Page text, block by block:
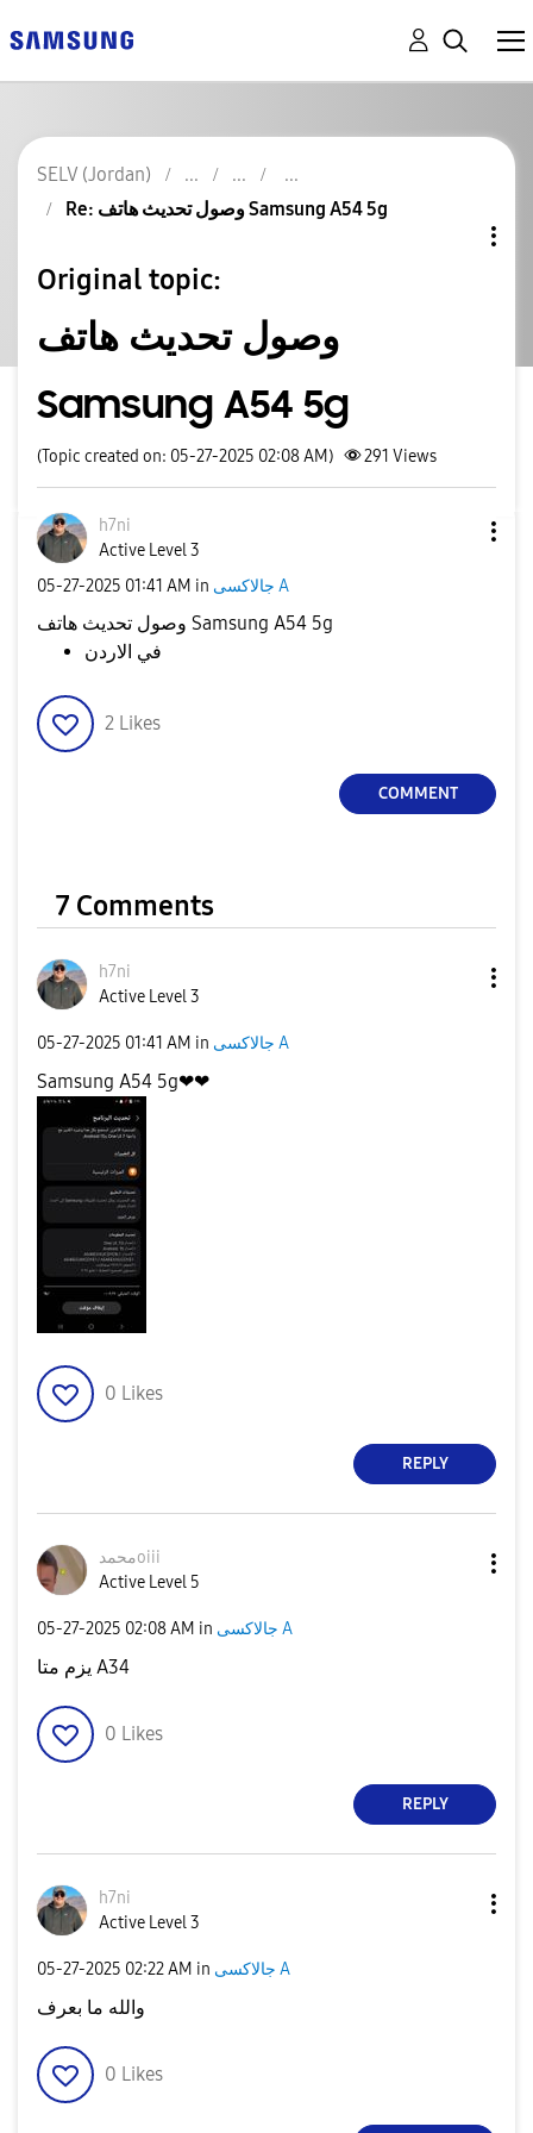
SELV (Jordan)
Re: وصول تحديث هاتف Samsung A54 5g
Original topic:
وصول تحديث هاتف
Samsung A54 5g
(Topic created on: 05-27-2025 02:08 AM) 291 Views
h7ni
Active Level 3
‎05-27-2025 01:41 AM in جالاكسى A
وصول تحديث هاتف Samsung A54 5g
في الاردن
2 Likes
COMMENT
7 Comments
h7ni
Active Level 3
‎05-27-2025 01:41 AM in جالاكسى A
Samsung A54 5g❤❤
0 Likes
REPLY
محمدoiii
Active Level 5
‎05-27-2025 02:08 AM in جالاكسى A
يزم متا A34
0 Likes
REPLY
h7ni
Active Level 3
‎05-27-2025 02:22 AM in جالاكسى A
والله ما بعرف
0 Likes